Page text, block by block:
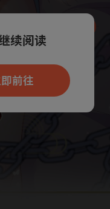
打开App新用
续阅读
前往